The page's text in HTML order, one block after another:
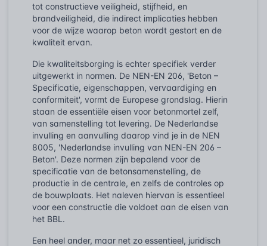
tot constructieve veiligheid, stijfheid, en
brandveiligheid, die indirect implicaties hebben
voor de wijze waarop beton wordt gestort en de
kwaliteit ervan.
Die kwaliteitsborging is echter specifiek verder
uitgewerkt in normen. De NEN-EN 206, 'Beton –
Specificatie, eigenschappen, vervaardiging en
conformiteit', vormt de Europese grondslag. Hierin
staan de essentiële eisen voor betonmortel zelf,
van samenstelling tot levering. De Nederlandse
invulling en aanvulling daarop vind je in de NEN
8005, 'Nederlandse invulling van NEN-EN 206 –
Beton'. Deze normen zijn bepalend voor de
specificatie van de betonsamenstelling, de
productie in de centrale, en zelfs de controles op
de bouwplaats. Het naleven hiervan is essentieel
voor een constructie die voldoet aan de eisen van
het BBL.
Een heel ander, maar net zo essentieel, juridisch